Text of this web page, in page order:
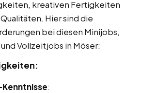
kreativen Fertigkeiten
Hier sind die
bei diesen Minijobs,
Vollzeitjobs in Möser:
: